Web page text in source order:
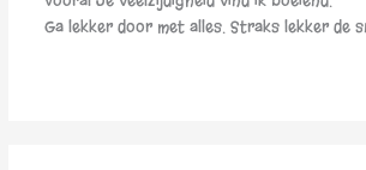
Ga lekker door met alles. Straks lekker de